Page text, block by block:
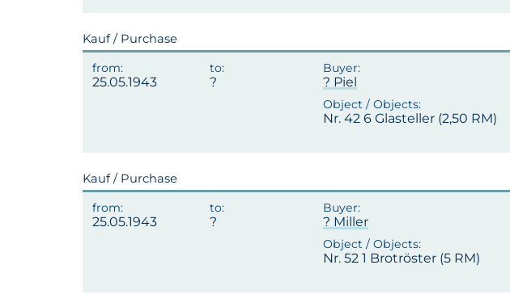
Kauf / Purchase
25.05.1943 ? Piel
Nr. 42 6 Glasteller (2,50 RM)
Kauf / Purchase
25.05.1943 ? Miller
Nr. 52 1 Brotröster (5 RM)